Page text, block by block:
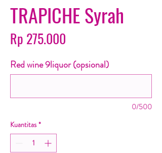
TRAPICHE Syrah
Rp 275.000
Red wine 9liquor (opsional)
0/500
Kuantitas *